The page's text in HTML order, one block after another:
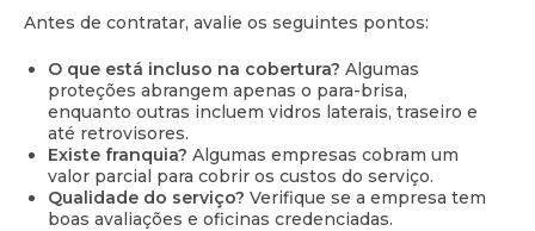
Antes de contratar, avalie os seguintes pontos:
O que está incluso na cobertura? Algumas
proteções abrangem apenas o para-brisa,
enquanto outras incluem vidros laterais, traseiro e
até retrovisores.
Existe franquia? Algumas empresas cobram um
valor parcial para cobrir os custos do serviço.
Qualidade do serviço? Verifique se a empresa tem
boas avaliações e oficinas credenciadas.